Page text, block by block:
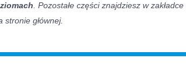
. Pozostałe części znajdziesz w zakładce
stronie głównej.